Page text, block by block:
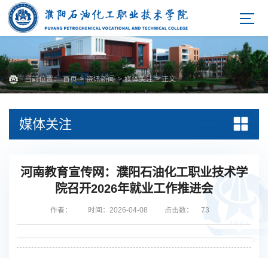
当前位置： 首页 > 资讯新闻 > 媒体关注 > 正文
媒体关注
河南教育宣传网：濮阳石油化工职业技术学
院召开2026年就业工作推进会
作者： 时间：2026-04-08 点击数： 73